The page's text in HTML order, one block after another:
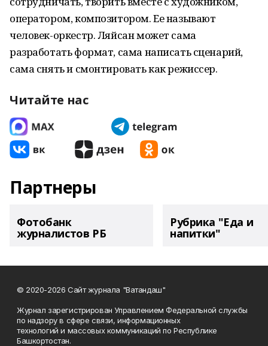
оператором, композитором. Ее называют
человек-оркестр. Ляйсан может сама
разработать формат, сама написать сценарий,
сама снять и смонтировать как режиссер.
Читайте нас
Партнеры
Фотобанк
журналистов РБ
Рубрика "Еда и
напитки"
© 2020-2026 Сайт журнала "Ватандаш"
Журнал зарегистрирован Управлением Федеральной службы
по надзору в сфере связи, информационных
технологий и массовых коммуникаций по Республике
Башкортостан.